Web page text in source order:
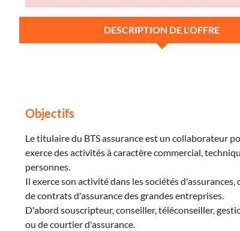
DESCRIPTION DE L'OFFRE
Objectifs
Le titulaire du BTS assurance est un collaborateur
exerce des activités à caractère commercial,
personnes.
Il exerce son activité dans les sociétés
de contrats d'assurance des grandes entreprises.
D'abord souscripteur, conseiller, téléconseiller,
ou de courtier d'assurance.